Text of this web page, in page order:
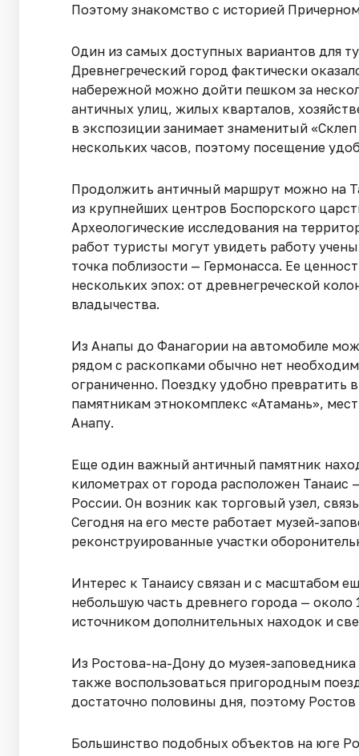
Поэтому знакомство с историей
Один из самых доступных вариантов для
Древнегреческий город фактически
набережной можно дойти пешком за
античных улиц, жилых кварталов,
в экспозиции занимает знаменитый
нескольких часов, поэтому посещение
Продолжить античный маршрут можно на
из крупнейших центров Боспорского
Археологические исследования на
работ туристы могут увидеть работу
точка поблизости — Гермонасса. Ее
нескольких эпох: от древнегреческой
владычества.
Из Анапы до Фанагории на автомобиле
рядом с раскопками обычно нет
ограниченно. Поездку удобно
памятникам этнокомплекс «Атамань»,
Анапу.
Еще один важный античный памятник
километрах от города расположен
России. Он возник как торговый узел,
Сегодня на его месте работает музей-
реконструированные участки
Интерес к Танаису связан и с масштабом
небольшую часть древнего города —
источником дополнительных находок и
Из Ростова-на-Дону до музея-
также воспользоваться пригородным
достаточно половины дня, поэтому
Большинство подобных объектов на юге